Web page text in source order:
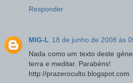
Responder
MIG-L 18 de junho de 2008 às
Nada como um texto deste
terra e meditar. Parabéns!
http://prazeroculto.blogspot.com